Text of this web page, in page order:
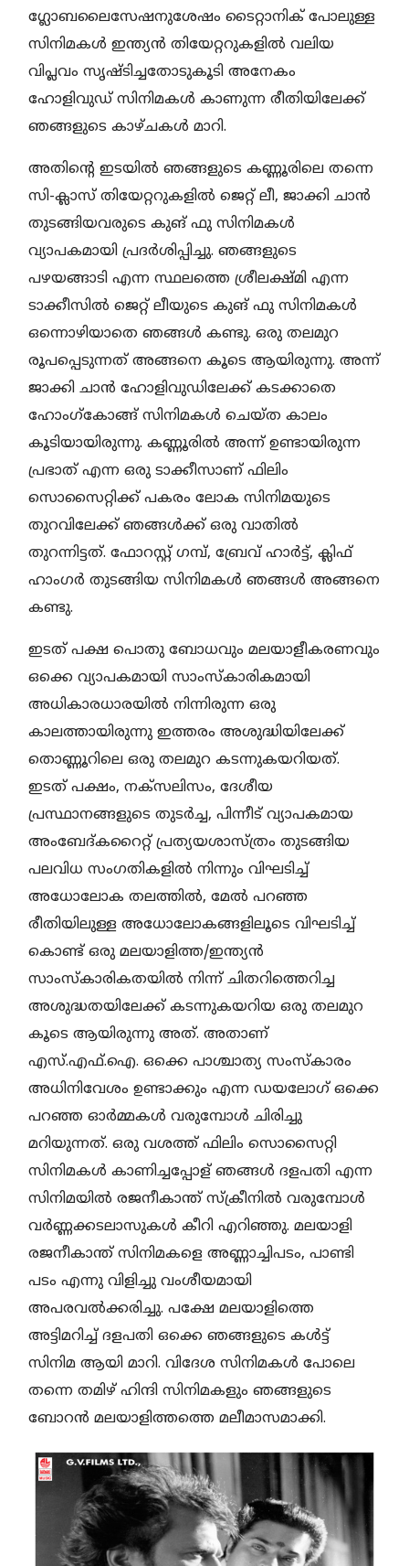
ഗ്ലോബലൈസേഷനുശേഷം ടൈറ്റാനിക് പോലുള്ള
സിനിമകൾ ഇന്ത്യൻ തിയേറ്ററുകളിൽ വലിയ
വിപ്ലവം സൃഷ്ടിച്ചതോടുകൂടി അനേകം
ഹോളിവുഡ് സിനിമകൾ കാണുന്ന രീതിയിലേക്ക്
ഞങ്ങളുടെ കാഴ്ചകൾ മാറി.
അതിന്റെ ഇടയിൽ ഞങ്ങളുടെ കണ്ണൂരിലെ തന്നെ
സി-ക്ലാസ് തിയേറ്ററുകളിൽ ജെറ്റ് ലീ, ജാക്കി ചാൻ
തുടങ്ങിയവരുടെ കുങ് ഫു സിനിമകൾ
വ്യാപകമായി പ്രദർശിപ്പിച്ചു. ഞങ്ങളുടെ
പഴയങ്ങാടി എന്ന സ്ഥലത്തെ ശ്രീലക്ഷ്മി എന്ന
ടാക്കീസിൽ ജെറ്റ് ലീയുടെ കുങ് ഫു സിനിമകൾ
ഒന്നൊഴിയാതെ ഞങ്ങൾ കണ്ടു. ഒരു തലമുറ
രൂപപ്പെടുന്നത് അങ്ങനെ കൂടെ ആയിരുന്നു. അന്ന്
ജാക്കി ചാൻ ഹോളിവുഡിലേക്ക് കടക്കാതെ
ഹോംഗ്‌കോങ്ങ് സിനിമകൾ ചെയ്ത കാലം
കൂടിയായിരുന്നു. കണ്ണൂരിൽ അന്ന് ഉണ്ടായിരുന്ന
പ്രഭാത് എന്ന ഒരു ടാക്കീസാണ് ഫിലിം
സൊസൈറ്റിക്ക് പകരം ലോക സിനിമയുടെ
തുറവിലേക്ക് ഞങ്ങൾക്ക് ഒരു വാതിൽ
തുറന്നിട്ടത്. ഫോറസ്റ്റ് ഗമ്പ്, ബ്രേവ് ഹാർട്ട്, ക്ലിഫ്
ഹാംഗർ തുടങ്ങിയ സിനിമകൾ ഞങ്ങൾ അങ്ങനെ
കണ്ടു.
ഇടത് പക്ഷ പൊതു ബോധവും മലയാളീകരണവും
ഒക്കെ വ്യാപകമായി സാംസ്കാരികമായി
അധികാരധാരയിൽ നിന്നിരുന്ന ഒരു
കാലത്തായിരുന്നു ഇത്തരം അശുദ്ധിയിലേക്ക്
തൊണ്ണൂറിലെ ഒരു തലമുറ കടന്നുകയറിയത്.
ഇടത് പക്ഷം, നക്സലിസം, ദേശീയ
പ്രസ്ഥാനങ്ങളുടെ തുടർച്ച, പിന്നീട് വ്യാപകമായ
അംബേദ്കറൈറ്റ് പ്രത്യയശാസ്ത്രം തുടങ്ങിയ
പലവിധ സംഗതികളിൽ നിന്നും വിഘടിച്ച്
അധോലോക തലത്തിൽ, മേൽ പറഞ്ഞ
രീതിയിലുള്ള അധോലോകങ്ങളിലൂടെ വിഘടിച്ച്
കൊണ്ട് ഒരു മലയാളിത്ത/ഇന്ത്യൻ
സാംസ്കാരികതയിൽ നിന്ന് ചിതറിത്തെറിച്ച
അശുദ്ധതയിലേക്ക് കടന്നുകയറിയ ഒരു തലമുറ
കൂടെ ആയിരുന്നു അത്. അതാണ്
എസ്.എഫ്.ഐ. ഒക്കെ പാശ്ചാത്യ സംസ്കാരം
അധിനിവേശം ഉണ്ടാക്കും എന്ന ഡയലോഗ് ഒക്കെ
പറഞ്ഞ ഓർമ്മകൾ വരുമ്പോൾ ചിരിച്ചു
മറിയുന്നത്. ഒരു വശത്ത് ഫിലിം സൊസൈറ്റി
സിനിമകൾ കാണിച്ചപ്പോള് ഞങ്ങൾ ദളപതി എന്ന
സിനിമയിൽ രജനീകാന്ത് സ്ക്രീനിൽ വരുമ്പോൾ
വർണ്ണക്കടലാസുകൾ കീറി എറിഞ്ഞു. മലയാളി
രജനീകാന്ത് സിനിമകളെ അണ്ണാച്ചിപടം, പാണ്ടി
പടം എന്നു വിളിച്ചു വംശീയമായി
അപരവൽക്കരിച്ചു. പക്ഷേ മലയാളിത്തെ
അട്ടിമറിച്ച് ദളപതി ഒക്കെ ഞങ്ങളുടെ കൾട്ട്
സിനിമ ആയി മാറി. വിദേശ സിനിമകൾ പോലെ
തന്നെ തമിഴ് ഹിന്ദി സിനിമകളും ഞങ്ങളുടെ
ബോറൻ മലയാളിത്തത്തെ മലീമാസമാക്കി.